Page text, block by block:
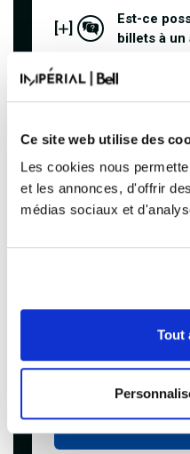
Ce site web utilise des
Les cookies nous
et les annonces, d'offrir
médias sociaux et
Tout
[ ]
Est-ce
billets à un
[ ]
Quoi
[ ]
Est-ce que
]
Est-ce
à
que certaines
exclusivement à un
exceptions, il y a
la représentation